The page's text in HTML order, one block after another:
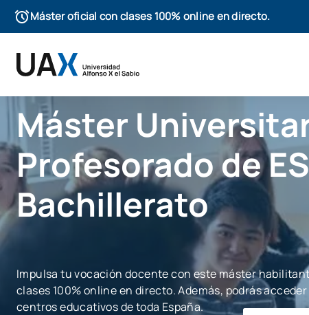
Máster oficial con clases 100% online en directo.
Máster
Profesorado de
Bachillerato
Impulsa tu vocación docente con este máster
clases 100% online en directo. Además, podrás
centros educativos de toda España.